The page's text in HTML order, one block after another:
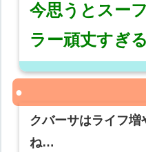
今思うとスー
ラー頑丈すぎる
クバーサはライフ増
ね…